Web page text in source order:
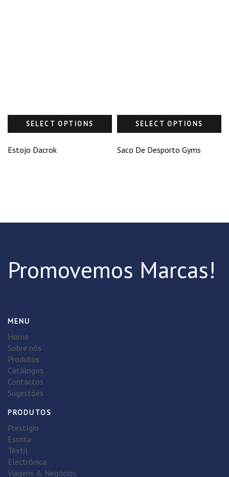
SELECT OPTIONS
Estojo Dacrok
SELECT OPTIONS
Saco De Desporto Gyms
Promovemos Marcas!
MENU
Home
Sobre nós
Produtos
Catálogos
Contactos
Sugestões
PRODUTOS
Prestígio
Escrita
Têxtil
Electrónica
Viagens & Negócios